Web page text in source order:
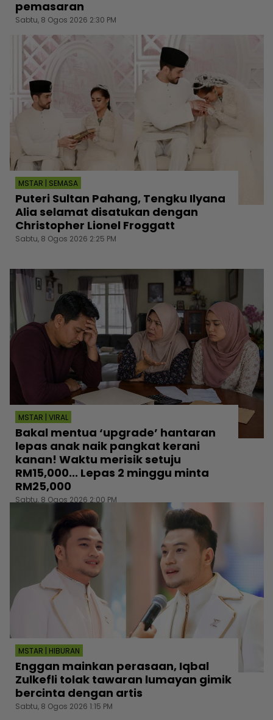
pemasaran
Sabtu, 8 Ogos 2026 2:30 PM
MSTAR | SEMASA
Puteri Sultan Pahang, Tengku Ilyana
Alia selamat disatukan dengan
Christopher Lionel Froggatt
Sabtu, 8 Ogos 2026 2:25 PM
MSTAR | VIRAL
Bakal mentua ‘upgrade’ hantaran
lepas anak naik pangkat kerani
kanan! Waktu merisik setuju
RM15,000... Lepas 2 minggu minta
RM25,000
Sabtu, 8 Ogos 2026 2:00 PM
MSTAR | HIBURAN
Enggan mainkan perasaan, Iqbal
Zulkefli tolak tawaran lumayan gimik
bercinta dengan artis
Sabtu, 8 Ogos 2026 1:15 PM